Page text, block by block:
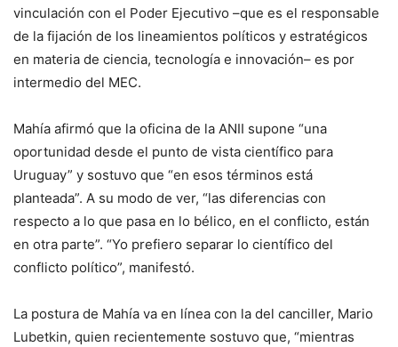
vinculación con el Poder Ejecutivo –que es el responsable
de la fijación de los lineamientos políticos y estratégicos
en materia de ciencia, tecnología e innovación– es por
intermedio del MEC.
Mahía afirmó que la oficina de la ANII supone “una
oportunidad desde el punto de vista científico para
Uruguay” y sostuvo que “en esos términos está
planteada”. A su modo de ver, “las diferencias con
respecto a lo que pasa en lo bélico, en el conflicto, están
en otra parte”. “Yo prefiero separar lo científico del
conflicto político”, manifestó.
La postura de Mahía va en línea con la del canciller, Mario
Lubetkin, quien recientemente sostuvo que, “mientras